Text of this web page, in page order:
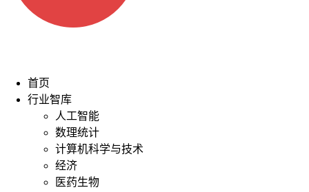
首页
行业智库
人工智能
数理统计
计算机科学与技术
经济
医药生物